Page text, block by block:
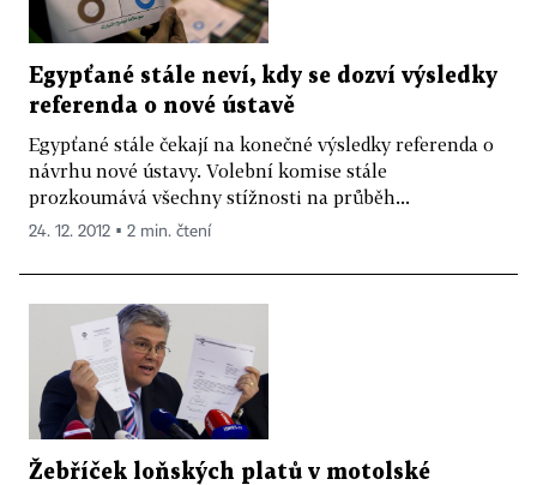
Egypťané stále neví, kdy se dozví výsledky
referenda o nové ústavě
Egypťané stále čekají na konečné výsledky referenda o
návrhu nové ústavy. Volební komise stále
prozkoumává všechny stížnosti na průběh...
24. 12. 2012 ▪ 2 min. čtení
Žebříček loňských platů v motolské